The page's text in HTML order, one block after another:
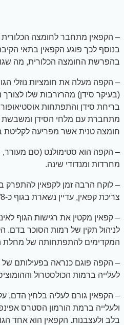
– הקפאין מתחבר לחומצה הכלורית
בנוסף לכך פוגע הקפאין בתאי
בהפרשת החומצה הכלורית, מה
– הקפה מעלה את חומציות נוזלי
(בעיקר סידן) מהרזרבות שלו
בריחת סידן והתפתחות
מתחברת עם מלחי הסידן ומשבשת
חומצה טנית אשר מפריעה לקליטת
– הקפה הוא סטימולנט (סם
מחרדות ומנדודי שינה.
צריכת קפאין, עדיין נשארת בגוף כ-1/8 מכמות הקפאין המקורית שנצרכה.
– קפאין מקטין את רגישות הגוף
לניהול תקין של רמות הסוכר בדם.
המקדימים להתפתחותה של מחלת
לעלייה ברמות הכולסטרול
ולעלייה ברמת הורמון הסטרס
בלב ולעצבנות. הקפאין הוא אחד